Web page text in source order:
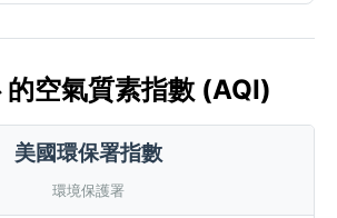
空氣質素指數 (AQI)
美國環保署指數
環境保護署